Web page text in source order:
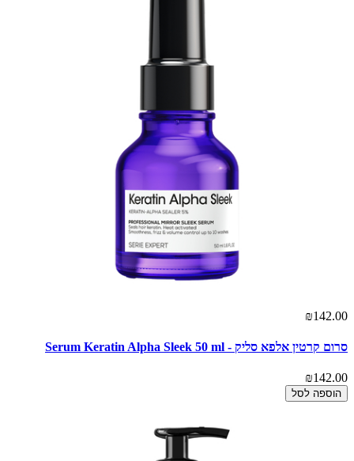
₪142.00
סרום קרטין אלפא סליק - Serum Keratin Alpha Sleek 50 ml
₪142.00
הוספה לסל